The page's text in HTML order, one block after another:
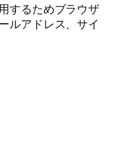
するためブラウザ
ルアドレス、サイ